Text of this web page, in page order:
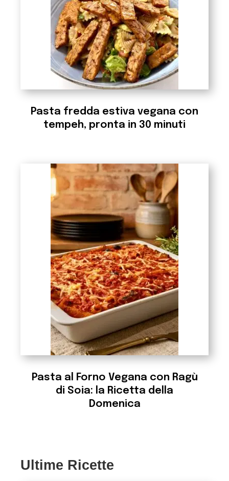
Pasta fredda estiva vegana con
tempeh, pronta in 30 minuti
Pasta al Forno Vegana con Ragù
di Soia: la Ricetta della
Domenica
Ultime Ricette